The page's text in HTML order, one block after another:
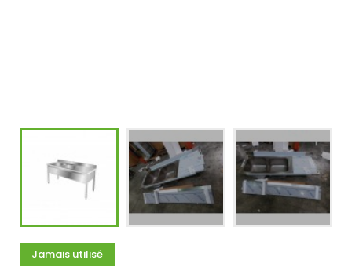
Jamais utilisé